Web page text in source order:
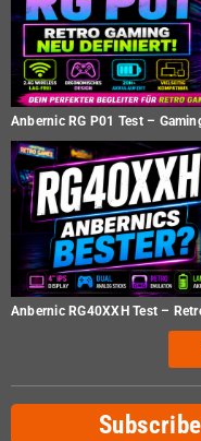
Anbernic RG P01 Test –
Anbernic RG40XXH Test –